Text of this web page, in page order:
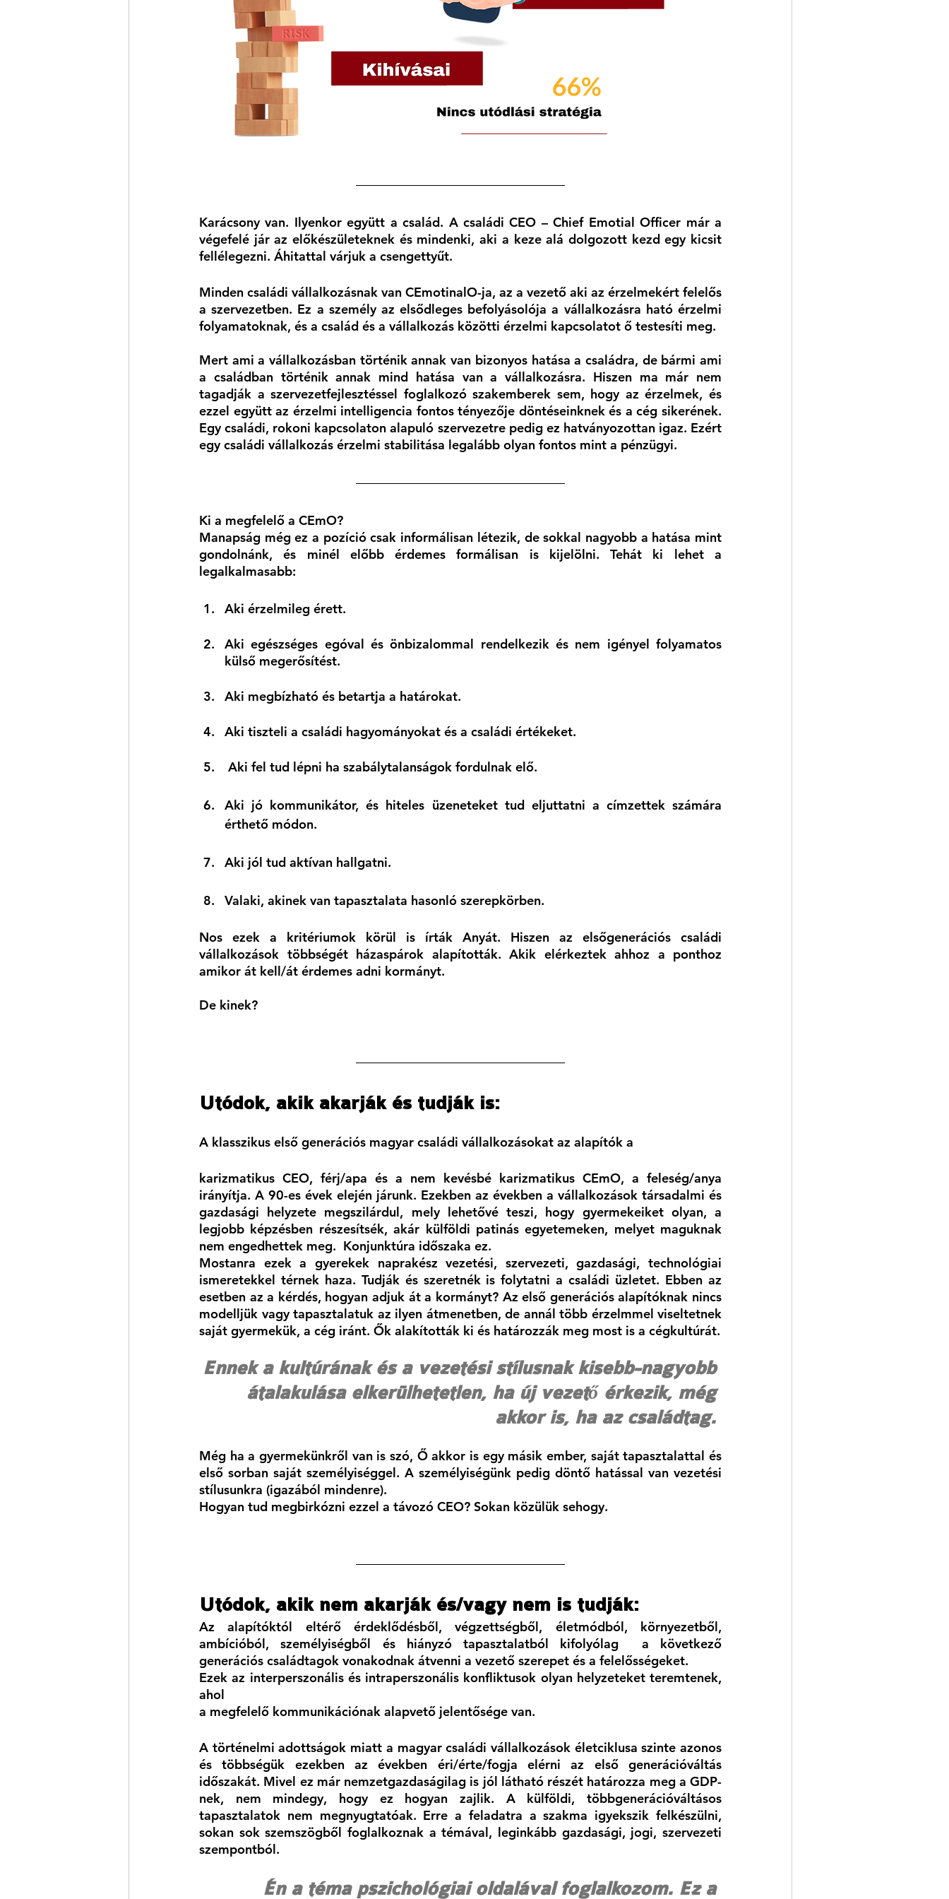
Karácsony van. Ilyenkor együtt a család. A családi CEO – Chief Emotial Officer már a
végefelé jár az előkészületeknek és mindenki, aki a keze alá dolgozott kezd egy kicsit
fellélegezni. Áhitattal várjuk a csengettyűt.
Minden családi vállalkozásnak van CEmotinalO-ja, az a vezető aki az érzelmekért felelős
a szervezetben. Ez a személy az elsődleges befolyásolója a vállalkozásra ható érzelmi
folyamatoknak, és a család és a vállalkozás közötti érzelmi kapcsolatot ő testesíti meg.
Mert ami a vállalkozásban történik annak van bizonyos hatása a családra, de bármi ami
a családban történik annak mind hatása van a vállalkozásra. Hiszen ma már nem
tagadják a szervezetfejlesztéssel foglalkozó szakemberek sem, hogy az érzelmek, és
ezzel együtt az érzelmi intelligencia fontos tényezője döntéseinknek és a cég sikerének.
Egy családi, rokoni kapcsolaton alapuló szervezetre pedig ez hatványozottan igaz. Ezért
egy családi vállalkozás érzelmi stabilitása legalább olyan fontos mint a pénzügyi.
Ki a megfelelő a CEmO?
Manapság még ez a pozíció csak informálisan létezik, de sokkal nagyobb a hatása mint
gondolnánk, és minél előbb érdemes formálisan is kijelölni. Tehát ki lehet a
legalkalmasabb:
Aki érzelmileg érett.
Aki egészséges egóval és önbizalommal rendelkezik és nem igényel folyamatos
külső megerősítést.
Aki megbízható és betartja a határokat.
Aki tiszteli a családi hagyományokat és a családi értékeket.
Aki fel tud lépni ha szabálytalanságok fordulnak elő.
Aki jó kommunikátor, és hiteles üzeneteket tud eljuttatni a címzettek számára
érthető módon.
Aki jól tud aktívan hallgatni.
Valaki, akinek van tapasztalata hasonló szerepkörben.
Nos ezek a kritériumok körül is írták Anyát. Hiszen az elsőgenerációs családi
vállalkozások többségét házaspárok alapították. Akik elérkeztek ahhoz a ponthoz
amikor át kell/át érdemes adni kormányt.
De kinek?
Utódok, akik akarják és tudják is:
A klasszikus első generációs magyar családi vállalkozásokat az alapítók a
karizmatikus CEO, férj/apa és a nem kevésbé karizmatikus CEmO, a feleség/anya
irányítja. A 90-es évek elején járunk. Ezekben az években a vállalkozások társadalmi és
gazdasági helyzete megszilárdul, mely lehetővé teszi, hogy gyermekeiket olyan, a
legjobb képzésben részesítsék, akár külföldi patinás egyetemeken, melyet maguknak
nem engedhettek meg.  Konjunktúra időszaka ez.
Mostanra ezek a gyerekek naprakész vezetési, szervezeti, gazdasági, technológiai
ismeretekkel térnek haza. Tudják és szeretnék is folytatni a családi üzletet. Ebben az
esetben az a kérdés, hogyan adjuk át a kormányt? Az első generációs alapítóknak nincs
modelljük vagy tapasztalatuk az ilyen átmenetben, de annál több érzelmmel viseltetnek
saját gyermekük, a cég iránt. Ők alakították ki és határozzák meg most is a cégkultúrát.
Ennek a kultúrának és a vezetési stílusnak kisebb-nagyobb
átalakulása elkerülhetetlen, ha új vezető érkezik, még
akkor is, ha az családtag.
Még ha a gyermekünkről van is szó, Ő akkor is egy másik ember, saját tapasztalattal és
első sorban saját személyiséggel. A személyiségünk pedig döntő hatással van vezetési
stílusunkra (igazából mindenre).
Hogyan tud megbirkózni ezzel a távozó CEO? Sokan közülük sehogy.
Utódok, akik nem akarják és/vagy nem is tudják:
Az alapítóktól eltérő érdeklődésből, végzettségből, életmódból, környezetből,
ambícióból, személyiségből és hiányzó tapasztalatból kifolyólag  a következő
generációs családtagok vonakodnak átvenni a vezető szerepet és a felelősségeket.
Ezek az interperszonális és intraperszonális konfliktusok olyan helyzeteket teremtenek,
ahol
a megfelelő kommunikációnak alapvető jelentősége van.
A történelmi adottságok miatt a magyar családi vállalkozások életciklusa szinte azonos
és többségük ezekben az években éri/érte/fogja elérni az első generációváltás
időszakát. Mivel ez már nemzetgazdaságilag is jól látható részét határozza meg a GDP-
nek, nem mindegy, hogy ez hogyan zajlik. A külföldi, többgenerációváltásos
tapasztalatok nem megnyugtatóak. Erre a feladatra a szakma igyekszik felkészülni,
sokan sok szemszögből foglalkoznak a témával, leginkább gazdasági, jogi, szervezeti
szempontból.
Én a téma pszichológiai oldalával foglalkozom. Ez a